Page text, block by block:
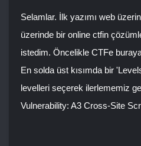
Selamlar. İlk yazımı web
üzerinde bir online ctfin
istedim. Öncelikle CTFe
En solda üst kısımda bir
levelleri seçerek ilerlememiz
Vulnerability: A3 Cross-Site